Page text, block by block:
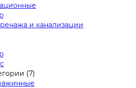
и канализации
(7)